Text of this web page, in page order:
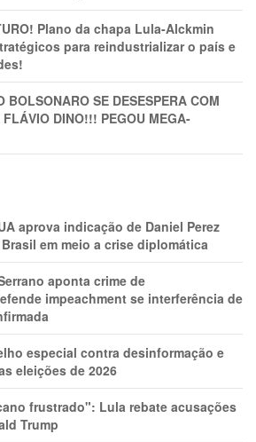
Plano da chapa Lula-Alckmin
para reindustrializar o país e
BOLSONARO SE DESESPERA COM
DINO!!! PEGOU MEGA-
aprova indicação de Daniel Perez
em meio a crise diplomática
aponta crime de
impeachment se interferência de
especial contra desinformação e
eleições de 2026
frustrado": Lula rebate acusações
Trump